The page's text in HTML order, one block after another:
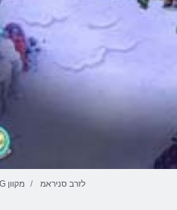
משחקי MMORPG מקוון לזרב סניראמ